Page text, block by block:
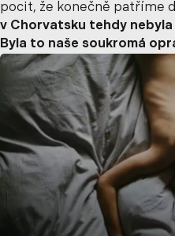
pocit, že konečně patříme
v Chorvatsku tehdy
Byla to naše soukromá